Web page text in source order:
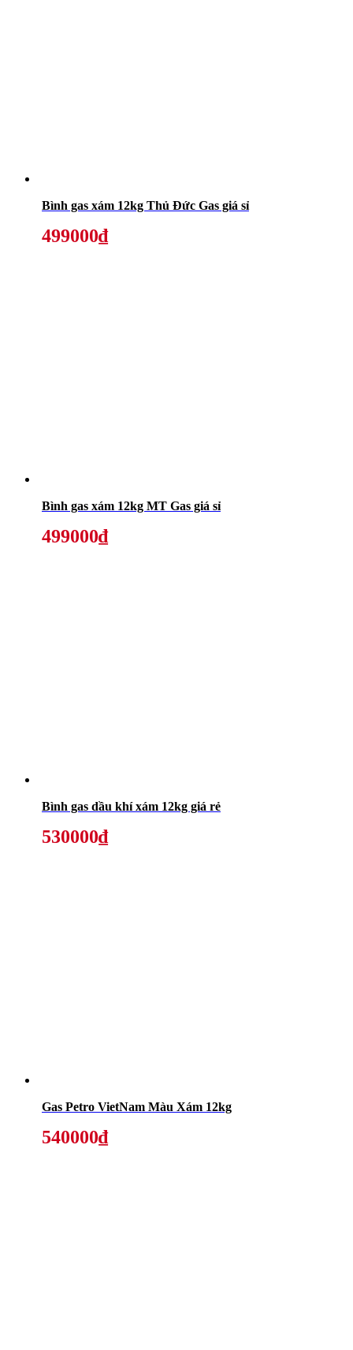
Bình gas xám 12kg Thủ Đức Gas giá sỉ
499000₫
Bình gas xám 12kg MT Gas giá sỉ
499000₫
Bình gas dầu khí xám 12kg giá rẻ
530000₫
Gas Petro VietNam Màu Xám 12kg
540000₫